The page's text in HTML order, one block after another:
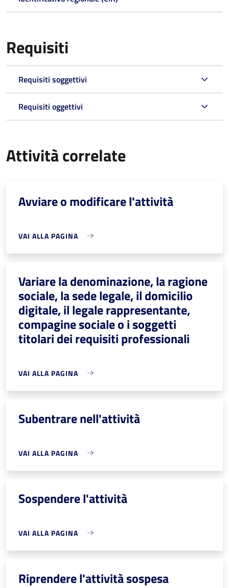
Requisiti
Requisiti soggettivi
Requisiti oggettivi
Attività correlate
Avviare o modificare l'attività
VAI ALLA PAGINA
Variare la denominazione, la ragione
sociale, la sede legale, il domicilio
digitale, il legale rappresentante,
compagine sociale o i soggetti
titolari dei requisiti professionali
VAI ALLA PAGINA
Subentrare nell'attività
VAI ALLA PAGINA
Sospendere l'attività
VAI ALLA PAGINA
Riprendere l'attività sospesa